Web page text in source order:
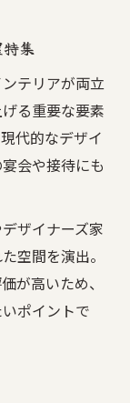
集
テリアが両立
る重要な要素
代的なデザイ
会や接待にも
ザイナーズ家
空間を演出。
が高いため、
ポイントで